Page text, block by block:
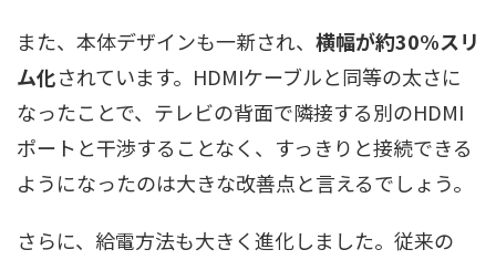
また、本体デザインも一新され、 横幅が約30%スリ
ム化されています。HDMIケーブルと同等の太さに
なったことで、テレビの背面で隣接する別のHDMI
ポートと干渉することなく、すっきりと接続できる
ようになったのは大きな改善点と言えるでしょう。
さらに、給電方法も大きく進化しました。従来の